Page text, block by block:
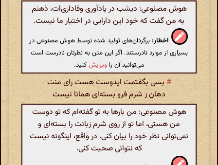
هوش مصنوعی: دیشب در یادآوری وفاداری‌ات، ذهنم
به من گفت که خود این دارایی در اختیار ما نیست.
اخطار: برگردان‌های تولید شده توسط هوش مصنوعی در
بسیاری از موارد نادرستند. اگر این متن به نظرتان نادرست است
می‌توانید آن را ویرایشکنید.
# بسی بگفتمت ایدوست هست رای منت
دهان ز شرم فرو بسته‌ای همانا نیست
هوش مصنوعی: من بارها به تو گفته‌ام که تو دوست
من هستی، اما تو از روی شرم زبانت را بسته‌ای و
نمی‌توانی نظر خود را بیان کنی. در واقع، اینگونه نیست
که نتوانی صحبت کنی.